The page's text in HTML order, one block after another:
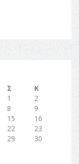
Σ
Κ
1
2
8
9
15
16
22
23
29
30